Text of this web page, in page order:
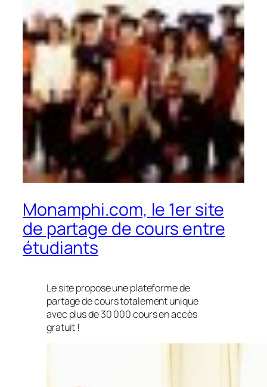
Monamphi.com, le 1er site
de partage de cours entre
étudiants
Le site propose une plateforme de
partage de cours totalement unique
avec plus de 30 000 cours en accès
gratuit !